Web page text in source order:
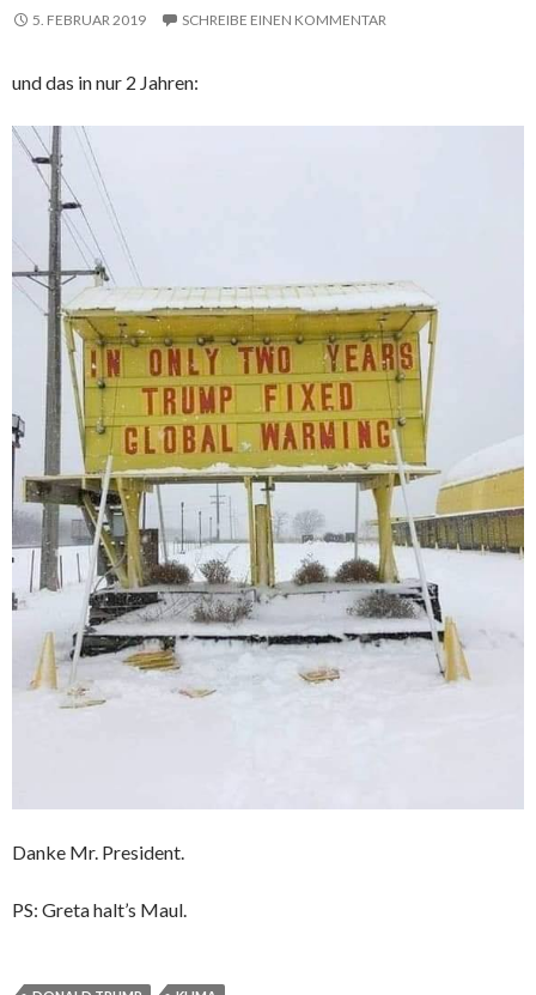
5. FEBRUAR 2019 SCHREIBE EINEN KOMMENTAR
und das in nur 2 Jahren:
Danke Mr. President.
PS: Greta halt’s Maul.